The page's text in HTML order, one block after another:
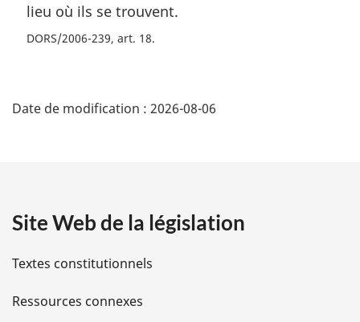
lieu où ils se trouvent.
DORS/2006-239, art. 18
é
i
l
s
Date de modification : 2026-08-06
Site Web de la législation
Textes constitutionnels
Ressources connexes